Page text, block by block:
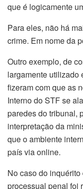
que é logicamente
Para eles, não há
crime. Em nome da
Outro exemplo, de
largamente utilizado
fizeram com que as
Interno do STF se
paredes do tribunal,
interpretação da
que o ambiente
país via online.
No caso do inquérito
processual penal foi